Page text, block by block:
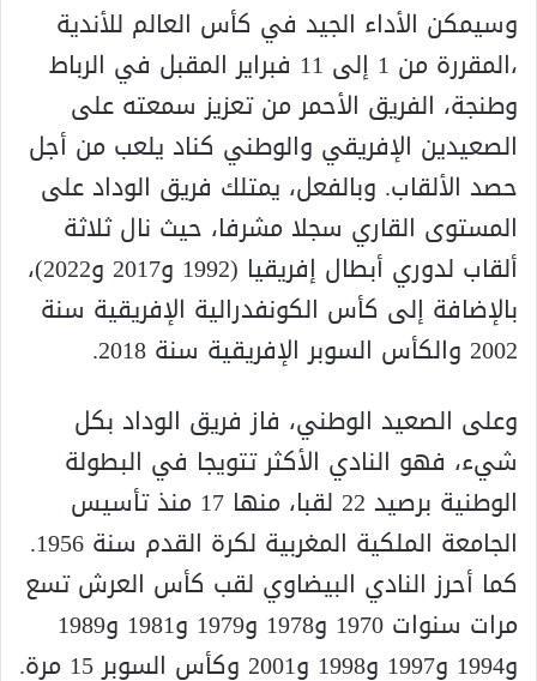
وسيمكن الأداء الجيد في كأس العالم للأندية
،المقررة من 1 إلى 11 فبراير المقبل في الرباط
وطنجة، الفريق الأحمر من تعزيز سمعته على
الصعيدين الإفريقي والوطني كناد يلعب من أجل
حصد الألقاب. وبالفعل، يمتلك فريق الوداد على
المستوى القاري سجلا مشرفا، حيث نال ثلاثة
ألقاب لدوري أبطال إفريقيا (1992 و2017 و2022)،
بالإضافة إلى كأس الكونفدرالية الإفريقية سنة
2002 والكأس السوبر الإفريقية سنة 2018.
وعلى الصعيد الوطني، فاز فريق الوداد بكل
شيء، فهو النادي الأكثر تتويجا في البطولة
الوطنية برصيد 22 لقبا، منها 17 منذ تأسيس
الجامعة الملكية المغربية لكرة القدم سنة 1956.
كما أحرز النادي البيضاوي لقب كأس العرش تسع
مرات سنوات 1970 و1978 و1979 و1981 و1989
و1994 و1997 و1998 و2001 وكأس السوبر 15 مرة.